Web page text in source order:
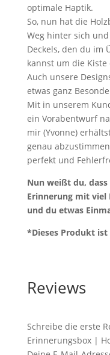
optimale Haptik.
So, nun hat die
Weg hinter sich
Deckels, den du im
kannst um die
Auch unsere
etwas ganz
Mit in unserem
ein Vorabentwurf
mir (Yvonne)
genau
perfekt und
Nun weißt du,
Erinnerung mit
und du etwas
*Dieses Produkt ist
Reviews
Schreibe die erste
Erinnerungsbox |